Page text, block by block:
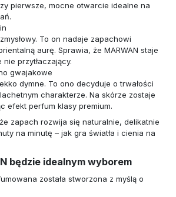
pierwsze, mocne otwarcie idealne na
To on nadaje zapachowi
aurę. Sprawia, że MARWAN staje
przytłaczający.
gwajakowe
dymne. To ono decyduje o trwałości
charakterze. Na skórze zostaje
efekt perfum klasy premium.
zapach rozwija się naturalnie, delikatnie
na minutę – jak gra światła i cienia na
będzie idealnym wyborem
została stworzona z myślą o